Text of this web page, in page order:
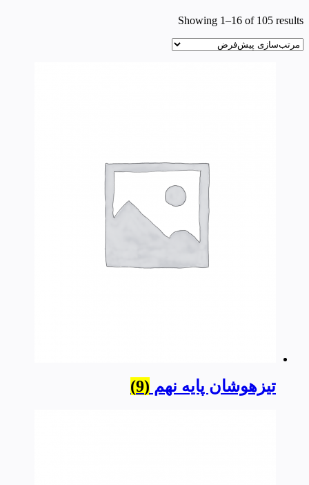
Showing 1–16 of 105 results
تیزهوشان پایه نهم (9)